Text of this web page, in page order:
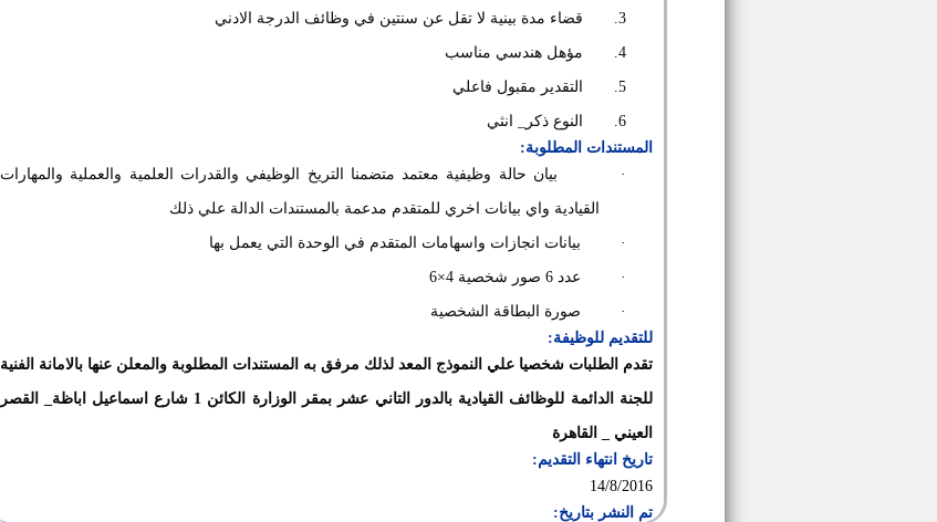
3. قضاء مدة بينية لا تقل عن سنتين في وظائف الدرجة الادني
4. مؤهل هندسي مناسب
5. التقدير مقبول فاعلي
6.
النوع ذكر_ انثي
المستندات المطلوبة:
·
بيان حالة وظيفية معتمد متضمنا التريخ الوظيفي والقدرات العلمية والعملية والمهارات
القيادية واي بيانات اخري للمتقدم مدعمة بالمستندات الدالة علي ذلك
· بيانات انجازات واسهامات المتقدم في الوحدة التي يعمل بها
· عدد 6 صور شخصية 4×6
·
صورة البطاقة الشخصية
للتقديم للوظيفة:
تقدم الطلبات شخصيا علي النموذج المعد لذلك مرفق به المستندات المطلوبة والمعلن عنها بالامانة الفنية
للجنة الدائمة للوظائف القيادية بالدور التاني عشر بمقر الوزارة الكائن 1 شارع اسماعيل اباظة_ القصر
العيني _ القاهرة
تاريخ انتهاء التقديم:
14/8/2016
تم النشر بتاريخ: